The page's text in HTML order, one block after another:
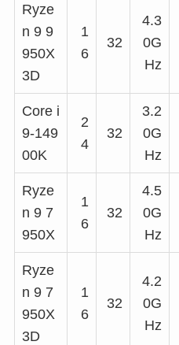
Ryze
n 9 9
950X
3D
1
6
32
4.3
0G
Hz
Core i
9-149
00K
2
4
32
3.2
0G
Hz
Ryze
n 9 7
950X
1
6
32
4.5
0G
Hz
Ryze
n 9 7
950X
3D
1
6
32
4.2
0G
Hz